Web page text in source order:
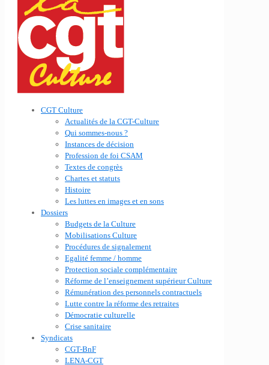
CGT Culture
Actualités de la CGT-Culture
Qui sommes-nous ?
Instances de décision
Profession de foi CSAM
Textes de congrès
Chartes et statuts
Histoire
Les luttes en images et en sons
Dossiers
Budgets de la Culture
Mobilisations Culture
Procédures de signalement
Egalité femme / homme
Protection sociale complémentaire
Réforme de l’enseignement supérieur Culture
Rémunération des personnels contractuels
Lutte contre la réforme des retraites
Démocratie culturelle
Crise sanitaire
Syndicats
CGT-BnF
LENA-CGT